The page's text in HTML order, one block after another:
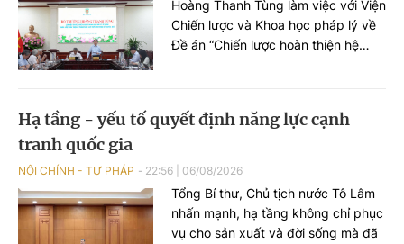
Hoàng Thanh Tùng làm việc với Viện
Chiến lược và Khoa học pháp lý về
Đề án “Chiến lược hoàn thiện hệ
Hạ tầng - yếu tố quyết định năng lực cạnh
tranh quốc gia
NỘI CHÍNH - TƯ PHÁP 22:56 06/08/2026
Tổng Bí thư, Chủ tịch nước Tô Lâm
nhấn mạnh, hạ tầng không chỉ phục
vụ cho sản xuất và đời sống mà đã